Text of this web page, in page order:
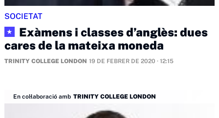
SOCIETAT
★
Exàmens i classes d’anglès: dues
cares de la mateixa moneda
TRINITY COLLEGE LONDON 19 DE FEBRER DE 2020 · 12:15
En col·laboració amb TRINITY COLLEGE LONDON